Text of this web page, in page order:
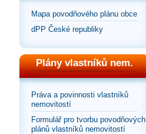
Mapa povodňového plánu obce
dPP České republiky
Plány vlastníků nem.
Práva a povinnosti vlastníků
nemovitostí
Formulář pro tvorbu povodňových
plánů vlastníků nemovitostí